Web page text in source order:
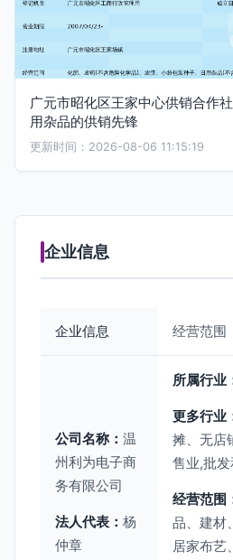
广元市昭化区王家中心供销合作
用杂品的供销先锋
更新时间：2026-08-06 11:15:19
企业信息
企业信息 经营范围
公司名称： 温
州利为电子商
务有限公司
法人代表： 杨
仲章
所属行业
更多行业
摊、无店
售业,批
经营范围
品、建材
居家布艺